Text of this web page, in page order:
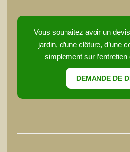
Vous souhaitez avoir un
jardin, d’une clôture, d’une
simplement sur l’entretien
DEMANDE DE